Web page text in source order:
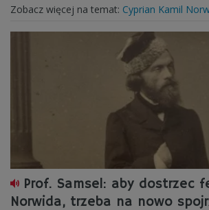
Zobacz więcej na temat: Cyprian Kamil
Prof. Samsel: aby dostrzec
Norwida, trzeba na nowo